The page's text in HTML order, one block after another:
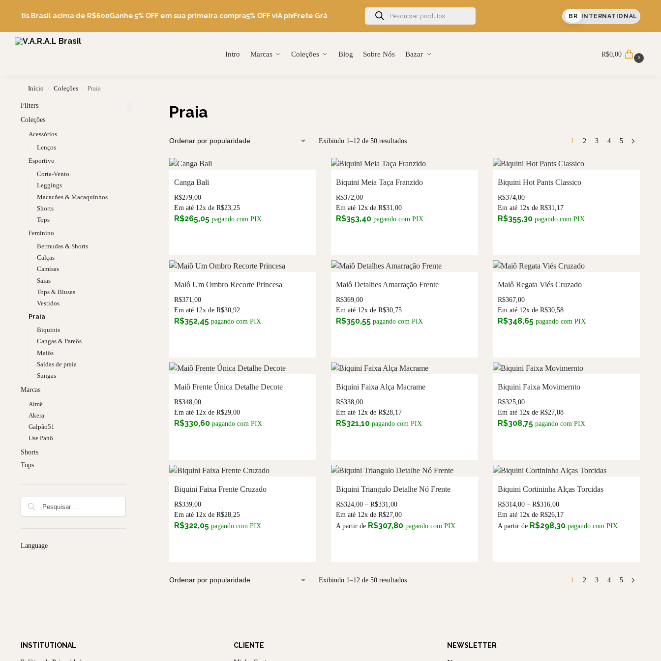
Grátis Brasil acima de R$600Ganhe 5% OFF em sua primeira compra5% OFF viA pixFrete Grátis Brasil acima de R$600Ganhe 5% OFF em sua primeira compra BR INTERNATIONAL
Intro Marcas Coleções Blog Sobre Nós Bazar
Pesquise
R$0,00 0
Início / Coleções / Praia
Praia
Exibindo 1–12 de 50 resultados 1 2 3 4 5
Canga Bali
R$279,00
Em até 12x deR$23,25
R$265,05 pagando com PIX
Biquini Meia Taça Franzido
R$372,00
Em até 12x deR$31,00
R$353,40 pagando com PIX
Biquini Hot Pants Classico
R$374,00
Em até 12x deR$31,17
R$355,30 pagando com PIX
Maiô Um Ombro Recorte Princesa
R$371,00
Em até 12x deR$30,92
R$352,45 pagando com PIX
Maiô Detalhes Amarração Frente
R$369,00
Em até 12x deR$30,75
R$350,55 pagando com PIX
Maiô Regata Viés Cruzado
R$367,00
Em até 12x deR$30,58
R$348,65 pagando com PIX
Maiô Frente Única Detalhe Decote
R$348,00
Em até 12x deR$29,00
R$330,60 pagando com PIX
Biquini Faixa Alça Macrame
R$338,00
Em até 12x deR$28,17
R$321,10 pagando com PIX
Biquini Faixa Movimernto
R$325,00
Em até 12x deR$27,08
R$308,75 pagando com PIX
Biquini Faixa Frente Cruzado
R$339,00
Em até 12x deR$28,25
R$322,05 pagando com PIX
Biquini Triangulo Detalhe Nó Frente
R$324,00 – R$331,00
Em até 12x deR$27,00
A partir de R$307,80 pagando com PIX
Biquini Cortininha Alças Torcidas
R$314,00 – R$316,00
Em até 12x deR$26,17
A partir de R$298,30 pagando com PIX
Exibindo 1–12 de 50 resultados 1 2 3 4 5
Filters
Coleções
Acessórios
Lenços
Esportivo
Corta-Vento
Leggings
Macacões & Macaquinhos
Shorts
Tops
Feminino
Bermudas & Shorts
Calças
Camisas
Saias
Tops & Blusas
Vestidos
Praia
Biquinis
Cangas & Pareôs
Maiôs
Saídas de praia
Sungas
Marcas
Aimê
Akera
Galpão51
Use Panô
Shorts
Tops
Language
INSTITUTIONAL CLIENTE NEWSLETTER